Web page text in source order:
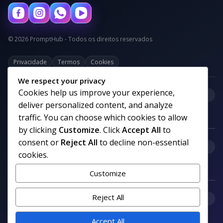
© 2026 PromptHub - Todos os direitos reservados
Privacidade Termos Cookies
Categorias
Links uteis
We respect your privacy
Cookies help us improve your experience,
deliver personalized content, and analyze
traffic. You can choose which cookies to allow
by clicking Customize. ClickAccept All to
consent or Reject All to decline non-essential
cookies.
Customize
Reject All
Accept All